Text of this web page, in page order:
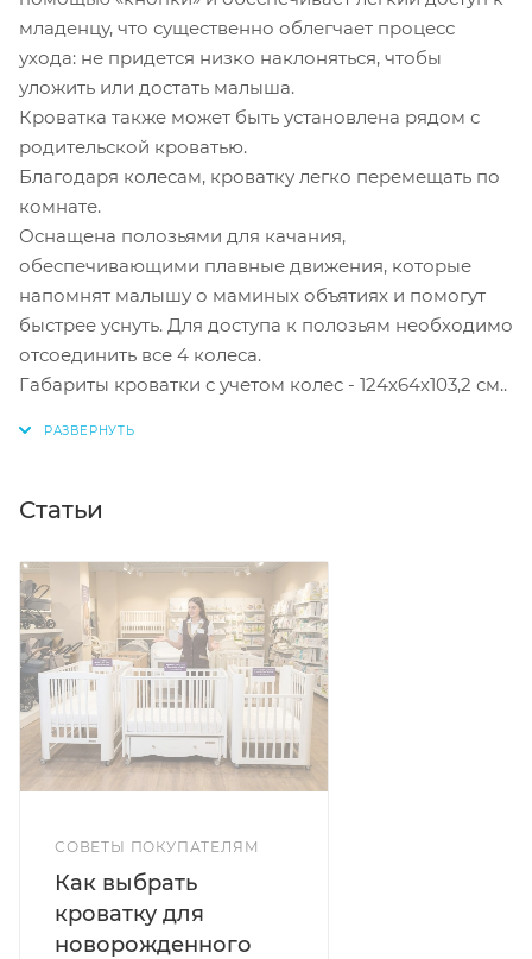
младенцу, что существенно облегчает процесс
ухода: не придется низко наклоняться, чтобы
уложить или достать малыша.
Кроватка также может быть установлена рядом с
родительской кроватью.
Благодаря колесам, кроватку легко перемещать по
комнате.
Оснащена полозьями для качания,
обеспечивающими плавные движения, которые
напомнят малышу о маминых объятиях и помогут
быстрее уснуть. Для доступа к полозьям необходимо
отсоединить все 4 колеса.
Габариты кроватки с учетом колес - 124х64х103,2 см..
Статьи
СОВЕТЫ ПОКУПАТЕЛЯМ
Как выбрать
кроватку для
новорожденного